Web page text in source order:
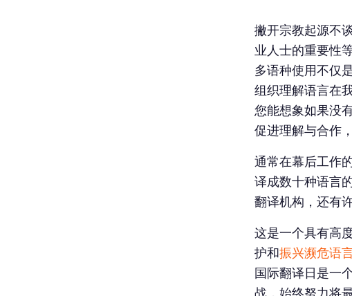
撇开宗教起源不
业人士的重要性等
多语种使用不仅
组织理解语言在
您能想象如果没
促进理解与合作
通常在幕后工作
译成数十种语言
翻译机构，还有
这是一个具有高
护和振兴濒危语
国际翻译日是一
战，始终努力将